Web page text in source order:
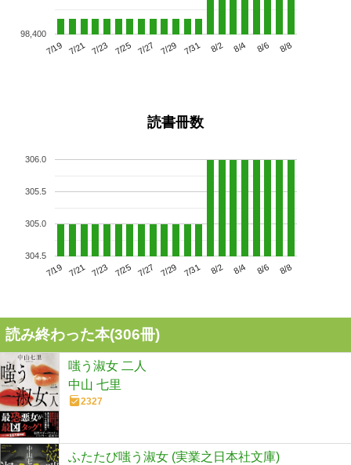
7/19 7/21 7/23 7/25 7/27 7/29 7/31 8/2 8/4 8/6 8/8
98,400
読書冊数
7/19 7/21 7/23 7/25 7/27 7/29 7/31 8/2 8/4 8/6 8/8
304.5
305.0
305.5
306.0
読み終わった本(306冊)
嗤う淑女 二人
中山 七里
2327
ふたたび嗤う淑女 (実業之日本社文庫)